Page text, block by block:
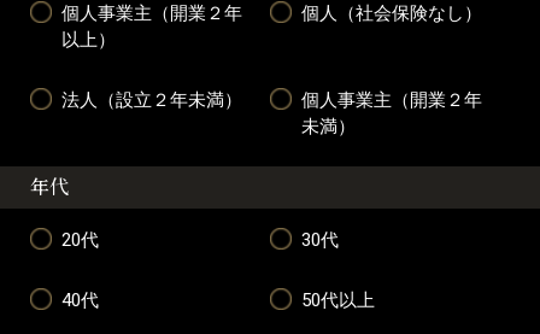
個人事業主（開業２年
以上）
個人（社会保険なし）
法人（設立２年未満）
個人事業主（開業２年
未満）
年代
20代 30代
40代 50代以上